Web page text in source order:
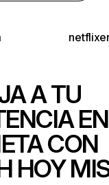
A TU
CON
HOY